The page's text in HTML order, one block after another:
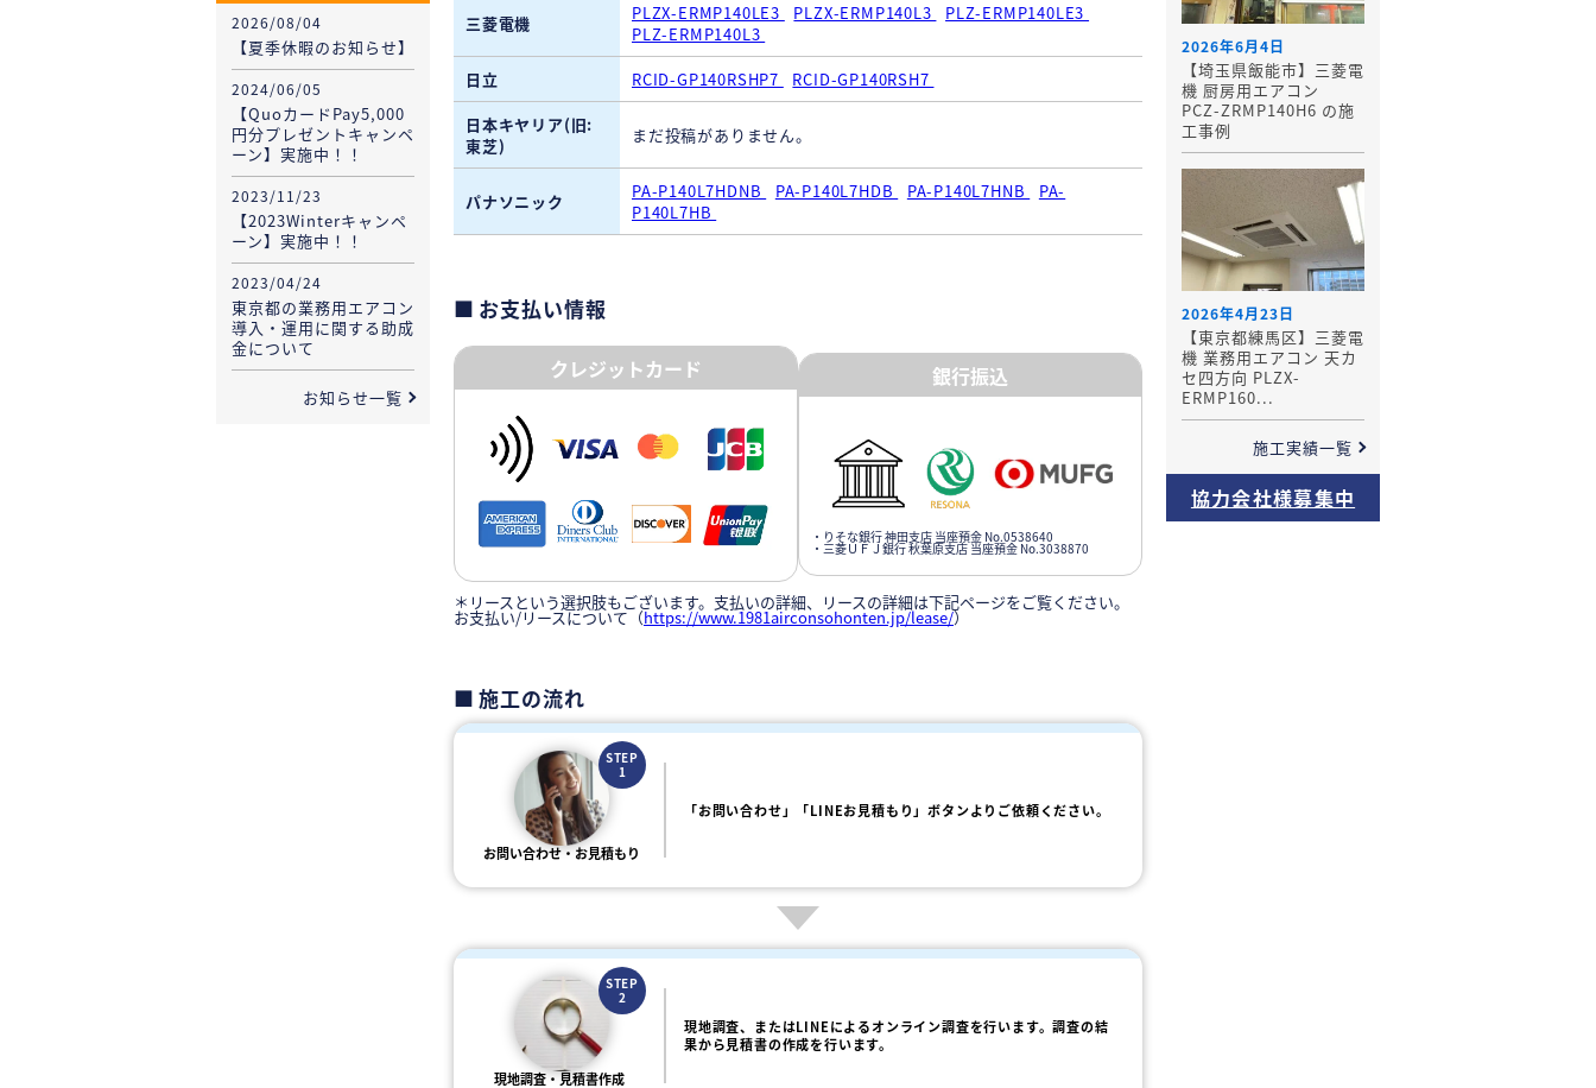
三菱電機 PLZX-ERMP140LE3 PLZX-ERMP140L3
PLZ-ERMP140LE3
PLZ-ERMP140L3
日立
RCID-GP140RSHP7
RCID-GP140RSH7
日本キヤリア(旧:
東芝)
まだ投稿がありません。
パナソニック PA-P140L7HDNB PA-P140L7HDB PA-P140L7HNB
PA-
P140L7HB
お支払い情報
クレジットカード 銀行振込
・りそな銀行 神田支店 当座預金 No.0538640
・三菱ＵＦＪ銀行 秋葉原支店 当座預金 No.3038870
＊リースという選択肢もございます。支払いの詳細、リースの詳細は下記ページをご覧ください。
お支払い/リースについて（https://www.1981airconsohonten.jp/lease/）
施工の流れ
STEP
1
お問い合わせ・お見積もり
「お問い合わせ」「LINEお見積もり」ボタンよりご依頼ください。
STEP
2
現地調査・見積書作成
現地調査、またはLINEによるオンライン調査を行います。調査の結
果から見積書の作成を行います。
2026/08/04
【夏季休暇のお知らせ】
2024/06/05
【QuoカードPay5,000
円分プレゼントキャンペ
ーン】実施中！！
2023/11/23
【2023Winterキャンペ
ーン】実施中！！
2023/04/24
東京都の業務用エアコン
導入・運用に関する助成
金について
お知らせ一覧
2026年6月4日
【埼玉県飯能市】三菱電
機 厨房用エアコン
PCZ-ZRMP140H6 の施
工事例
2026年4月23日
【東京都練馬区】三菱電
機 業務用エアコン 天カ
セ四方向 PLZX-
ERMP160...
施工実績一覧
協力会社様募集中